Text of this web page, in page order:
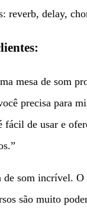
reverb, delay,
mesa de som
precisa para
fácil de usar e
de som incrível. O
são muito